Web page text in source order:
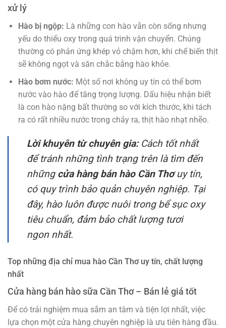
xử lý
Hào bị ngộp: Là những con hào vẫn còn sống nhưng
yếu do thiếu oxy trong quá trình vận chuyển. Chúng
thường có phản ứng khép vỏ chậm hơn, khi chế biến thịt
sẽ không ngọt và săn chắc bằng hào khỏe.
Hào bơm nước: Một số nơi không uy tín có thể bơm
nước vào hào để tăng trọng lượng. Dấu hiệu nhận biết
là con hào nặng bất thường so với kích thước, khi tách
ra có rất nhiều nước trong chảy ra, thịt hào nhạt nhẽo.
Lời khuyên từ chuyên gia:Cách tốt nhất
để tránh những tình trạng trên là tìm đến
những cửa hàng bán hào Cần Thơuy tín,
có quy trình bảo quản chuyên nghiệp. Tại
đây, hào luôn được nuôi trong bể sục oxy
tiêu chuẩn, đảm bảo chất lượng tươi
ngon nhất.
Top những địa chỉ mua hào Cần Thơ uy tín, chất lượng
nhất
Cửa hàng bán hào sữa Cần Thơ – Bán lẻ giá tốt
Để có trải nghiệm mua sắm an tâm và tiện lợi nhất, việc
lựa chọn một cửa hàng chuyên nghiệp là ưu tiên hàng đầu.